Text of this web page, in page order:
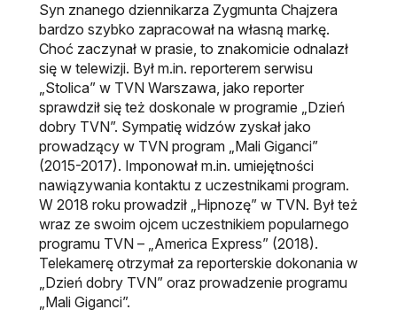
Syn znanego dziennikarza Zygmunta Chajzera
bardzo szybko zapracował na własną markę.
Choć zaczynał w prasie, to znakomicie odnalazł
się w telewizji. Był m.in. reporterem serwisu
„Stolica” w TVN Warszawa, jako reporter
sprawdził się też doskonale w programie „Dzień
dobry TVN”. Sympatię widzów zyskał jako
prowadzący w TVN program „Mali Giganci”
(2015-2017). Imponował m.in. umiejętności
nawiązywania kontaktu z uczestnikami program.
W 2018 roku prowadził „Hipnozę” w TVN. Był też
wraz ze swoim ojcem uczestnikiem popularnego
programu TVN – „America Express” (2018).
Telekamerę otrzymał za reporterskie dokonania w
„Dzień dobry TVN” oraz prowadzenie programu
„Mali Giganci”.